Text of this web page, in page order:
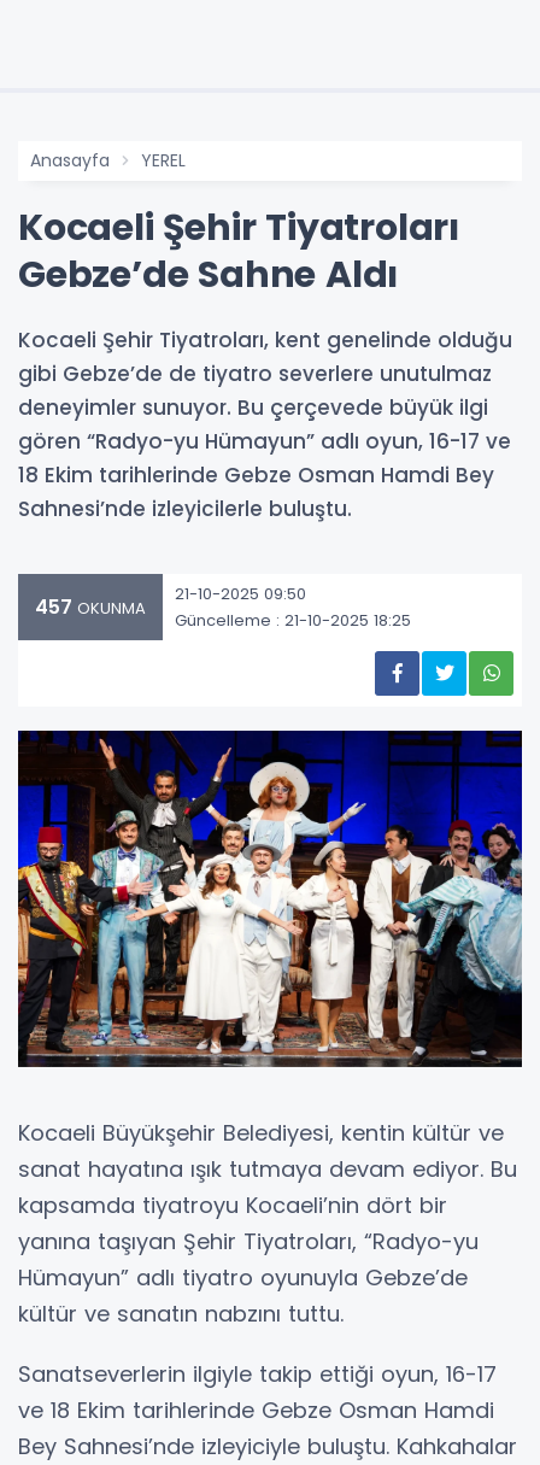
Anasayfa YEREL
Kocaeli Şehir Tiyatroları
Gebze’de Sahne Aldı
Kocaeli Şehir Tiyatroları, kent genelinde olduğu
gibi Gebze’de de tiyatro severlere unutulmaz
deneyimler sunuyor. Bu çerçevede büyük ilgi
gören “Radyo-yu Hümayun” adlı oyun, 16-17 ve
18 Ekim tarihlerinde Gebze Osman Hamdi Bey
Sahnesi’nde izleyicilerle buluştu.
457 OKUNMA
21-10-2025 09:50
Güncelleme : 21-10-2025 18:25
Kocaeli Büyükşehir Belediyesi, kentin kültür ve
sanat hayatına ışık tutmaya devam ediyor. Bu
kapsamda tiyatroyu Kocaeli’nin dört bir
yanına taşıyan Şehir Tiyatroları, “Radyo-yu
Hümayun” adlı tiyatro oyunuyla Gebze’de
kültür ve sanatın nabzını tuttu.
Sanatseverlerin ilgiyle takip ettiği oyun, 16-17
ve 18 Ekim tarihlerinde Gebze Osman Hamdi
Bey Sahnesi’nde izleyiciyle buluştu. Kahkahalar